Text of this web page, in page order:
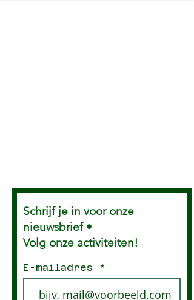
Schrijf je in voor onze
nieuwsbrief •
Volg onze activiteiten!
E-mailadres